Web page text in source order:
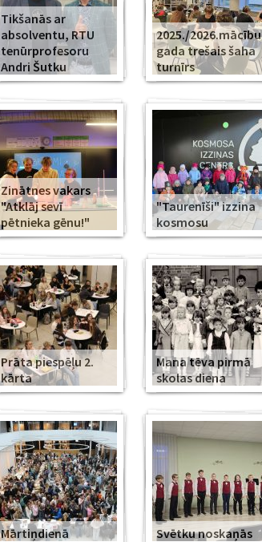
Tikšanās ar
absolventu, RTU
tenūrprofesoru
Andri Šutku
2025./2026.mācību
gada trešais šaha
turnīrs
Zinātnes vakars
"Atklāj sevī
pētnieka gēnu!"
"Taurenīši" izzina
kosmosu
Prāta piespēļu 2.
kārta
Mana tēva pirmā
skolas diena
Mārtiņdienā
Svētku noskaņās